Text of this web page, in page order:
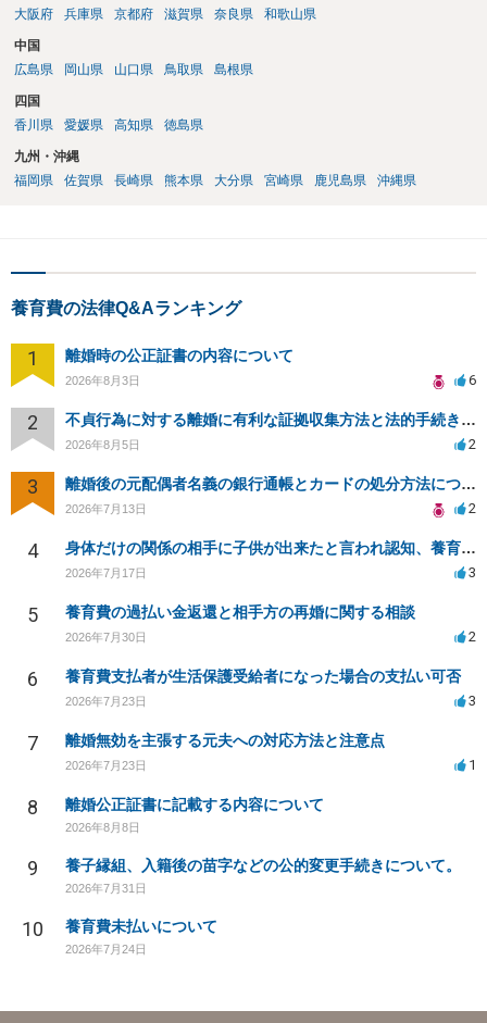
大阪府
兵庫県 京都府 滋賀県 奈良県 和歌山県
中国
広島県
岡山県 山口県 鳥取県 島根県
四国
香川県
愛媛県 高知県 徳島県
九州・沖縄
福岡県
佐賀県 長崎県 熊本県 大分県 宮崎県 鹿児島県 沖縄県
養育費の法律Q&Aランキング
1 離婚時の公正証書の内容について
2026年8月3日 6
2 不貞行為に対する離婚に有利な証拠収集方法と法的手続きについて
2026年8月5日 2
3 離婚後の元配偶者名義の銀行通帳とカードの処分方法について
2026年7月13日 2
4 身体だけの関係の相手に子供が出来たと言われ認知、養育費を要求されているが自身の子供か分からない
2026年7月17日 3
5 養育費の過払い金返還と相手方の再婚に関する相談
2026年7月30日 2
6 養育費支払者が生活保護受給者になった場合の支払い可否
2026年7月23日 3
7 離婚無効を主張する元夫への対応方法と注意点
2026年7月23日 1
8 離婚公正証書に記載する内容について
2026年8月8日
9 養子縁組、入籍後の苗字などの公的変更手続きについて。
2026年7月31日
10 養育費未払いについて
2026年7月24日